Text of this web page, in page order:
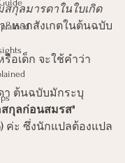
กุลมารดาในใบเกิด
? หากสังเกตในต้นฉบับ
อเด็ก จะใช้คำว่า
า ต้นฉบับมักระบุ
กุลก่อนสมรส"
ค่ะ ซึ่งนักแปลต้องแปล